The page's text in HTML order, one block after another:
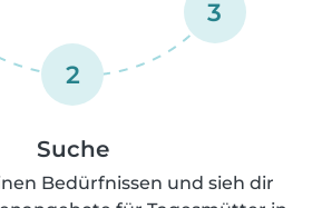
2
3
Suche
Bedürfnissen und sieh dir